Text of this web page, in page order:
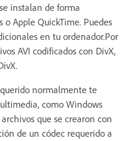
instalan de forma
Apple QuickTime. Puedes
en tu ordenador.Por
AVI codificados con DivX,
normalmente te
como Windows
que se crearon con
de un códec requerido a